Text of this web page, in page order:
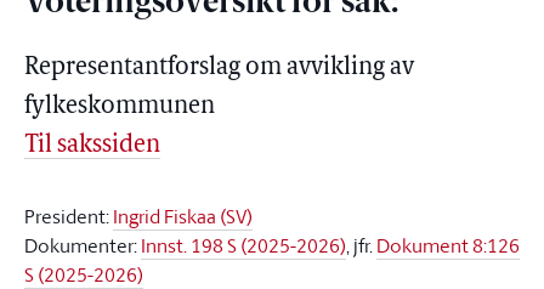
Representantforslag om avvikling av
fylkeskommunen
Til sakssiden
President:Ingrid Fiskaa (SV)
Dokumenter:Innst. 198 S (2025-2026), jfr.Dokument 8:126
S (2025-2026)